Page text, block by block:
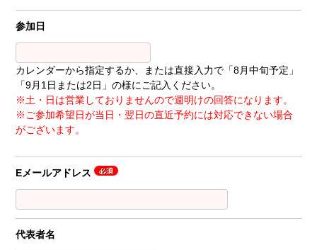
参加日
カレンダーから指定するか、または直接入力で「8月中旬予定」
「9月1日または2日」の様にご記入ください。
※土・日は営業しておりませんので週明けの回答になります。
※ご参加希望日が当日・翌日の直近予約には対応できない場合
がございます。
Eメールアドレス
代表者名